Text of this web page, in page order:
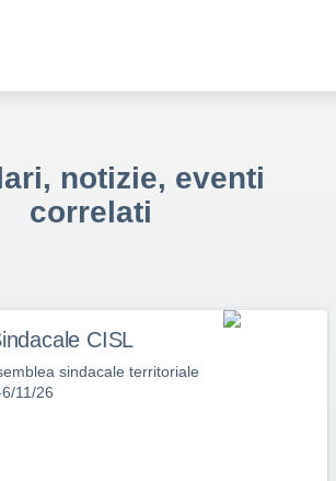
notizie, eventi
correlati
CISL
sindacale territoriale
11/26